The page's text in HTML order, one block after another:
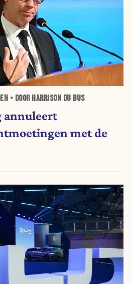
• DOOR HARRISON DU BUS
annuleert
met de